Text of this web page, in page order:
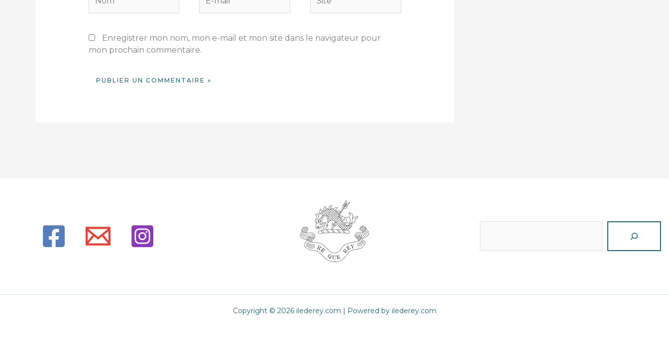
mail*
Enregistrer mon nom, mon e-mail et mon site dans le navigateur pour
mon prochain commentaire.
Copyright © 2026 ilederey.com | Powered by ilederey.com